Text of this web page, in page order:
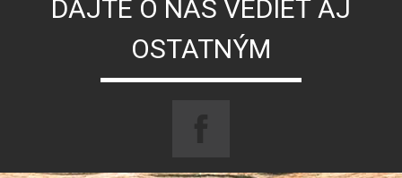
DAJTE O NÁS VEDIEŤ AJ
OSTATNÝM